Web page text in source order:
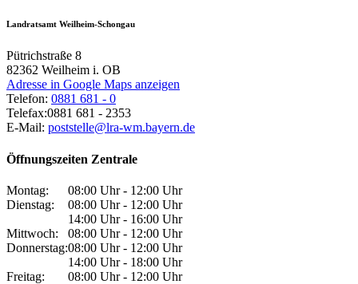
Landratsamt Weilheim-Schongau
Pütrichstraße 8
82362 Weilheim i. OB
Adresse in Google Maps anzeigen
Telefon: 0881 681 - 0
Telefax:0881 681 - 2353
E-Mail: poststelle@lra-wm.bayern.de
Öffnungszeiten Zentrale
Montag:
08:00 Uhr - 12:00 Uhr
Dienstag:
08:00 Uhr - 12:00 Uhr
14:00 Uhr - 16:00 Uhr
Mittwoch:
08:00 Uhr - 12:00 Uhr
Donnerstag:08:00 Uhr - 12:00 Uhr
14:00 Uhr - 18:00 Uhr
Freitag:
08:00 Uhr - 12:00 Uhr